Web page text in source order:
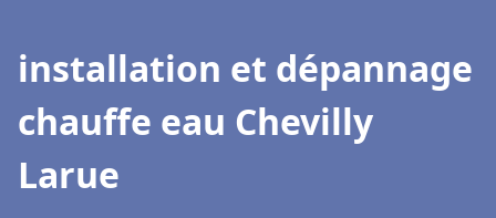
installation et dépannage
chauffe eau Chevilly
Larue